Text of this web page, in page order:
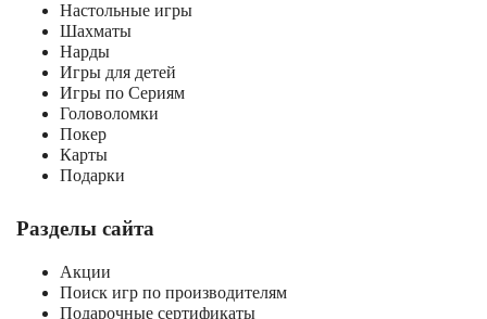
Настольные игры
Шахматы
Нарды
Игры для детей
Игры по Сериям
Головоломки
Покер
Карты
Подарки
Разделы сайта
Акции
Поиск игр по производителям
Подарочные сертификаты